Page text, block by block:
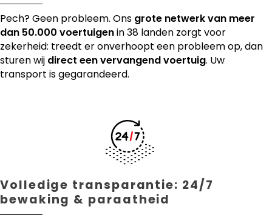
Pech? Geen probleem. Ons grote netwerk van meer
dan 50.000 voertuigenin 38 landen zorgt voor
zekerheid: treedt er onverhoopt een probleem op, dan
sturen wij direct een vervangend voertuig. Uw
transport is gegarandeerd.
Volledige transparantie: 24/7
bewaking & paraatheid